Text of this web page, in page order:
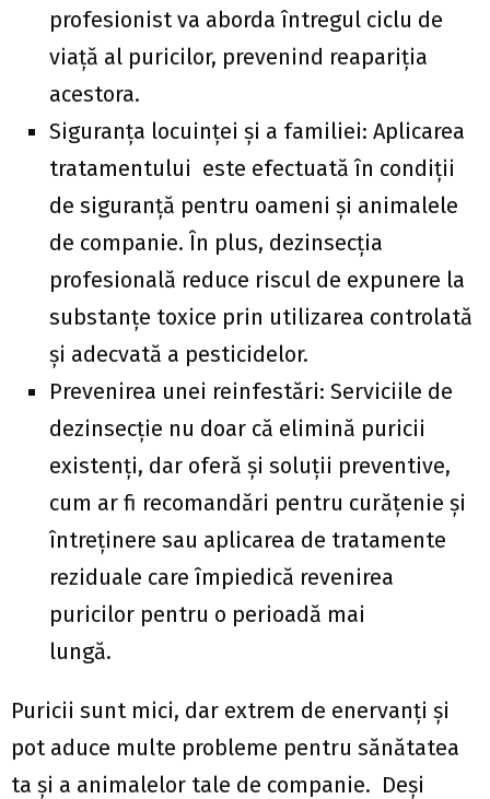
profesionist va aborda întregul ciclu de
viață al puricilor, prevenind reapariția
acestora.
Siguranța locuinței și a familiei: Aplicarea
tratamentului este efectuată în condiții
de siguranță pentru oameni și animalele
de companie. În plus, dezinsecția
profesională reduce riscul de expunere la
substanțe toxice prin utilizarea controlată
și adecvată a pesticidelor.
Prevenirea unei reinfestări: Serviciile de
dezinsecție nu doar că elimină puricii
existenți, dar oferă și soluții preventive,
cum ar fi recomandări pentru curățenie și
întreținere sau aplicarea de tratamente
reziduale care împiedică revenirea
puricilor pentru o perioadă mai
lungă.
Puricii sunt mici, dar extrem de enervanți și
pot aduce multe probleme pentru sănătatea
ta și a animalelor tale de companie. Deși